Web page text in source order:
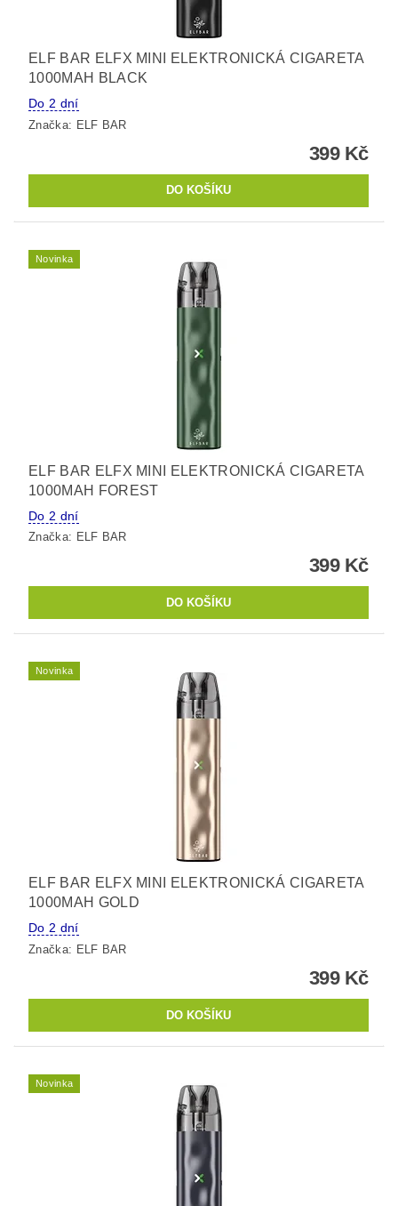
ELF BAR ELFX MINI ELEKTRONICKÁ CIGARETA
1000MAH BLACK
Do 2 dní
Značka: ELF BAR
399 Kč
Novinka
ELF BAR ELFX MINI ELEKTRONICKÁ CIGARETA
1000MAH FOREST
Do 2 dní
Značka: ELF BAR
399 Kč
Novinka
ELF BAR ELFX MINI ELEKTRONICKÁ CIGARETA
1000MAH GOLD
Do 2 dní
Značka: ELF BAR
399 Kč
Novinka